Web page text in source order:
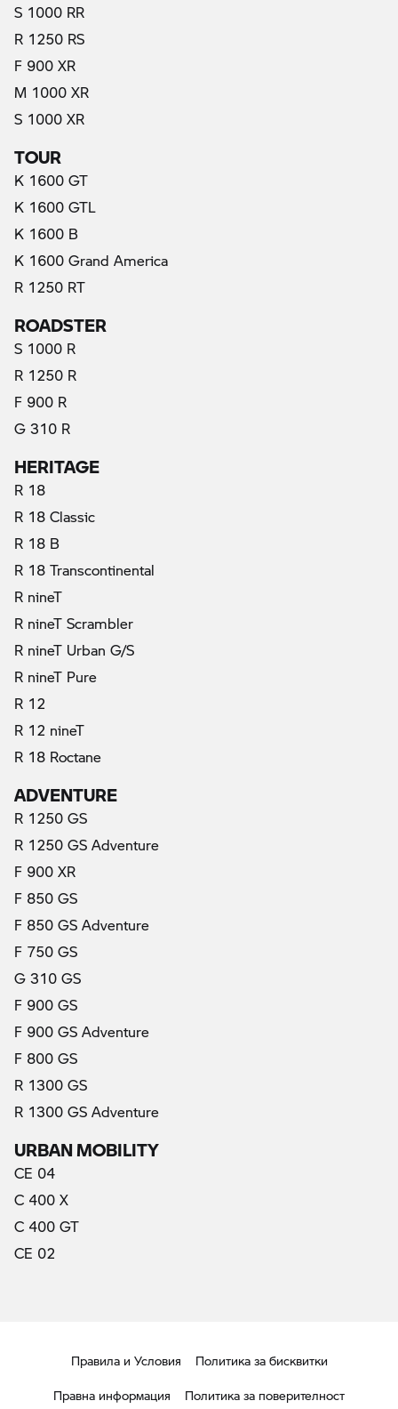
S 1000 RR
R 1250 RS
F 900 XR
M 1000 XR
S 1000 XR
TOUR
K 1600 GT
K 1600 GTL
K 1600 B
K 1600 Grand America
R 1250 RT
ROADSTER
S 1000 R
R 1250 R
F 900 R
G 310 R
HERITAGE
R 18
R 18 Classic
R 18 B
R 18 Transcontinental
R nineT
R nineT Scrambler
R nineT Urban G/S
R nineT Pure
R 12
R 12 nineT
R 18 Roctane
ADVENTURE
R 1250 GS
R 1250 GS Adventure
F 900 XR
F 850 GS
F 850 GS Adventure
F 750 GS(актуални)
G 310 GS
F 900 GS
F 900 GS Adventure
F 800 GS
R 1300 GS
R 1300 GS Adventure
URBAN MOBILITY
CE 04
C 400 X
C 400 GT
CE 02
Правила и Условия
Политика за бисквитки
Правна информация
Политика за поверителност